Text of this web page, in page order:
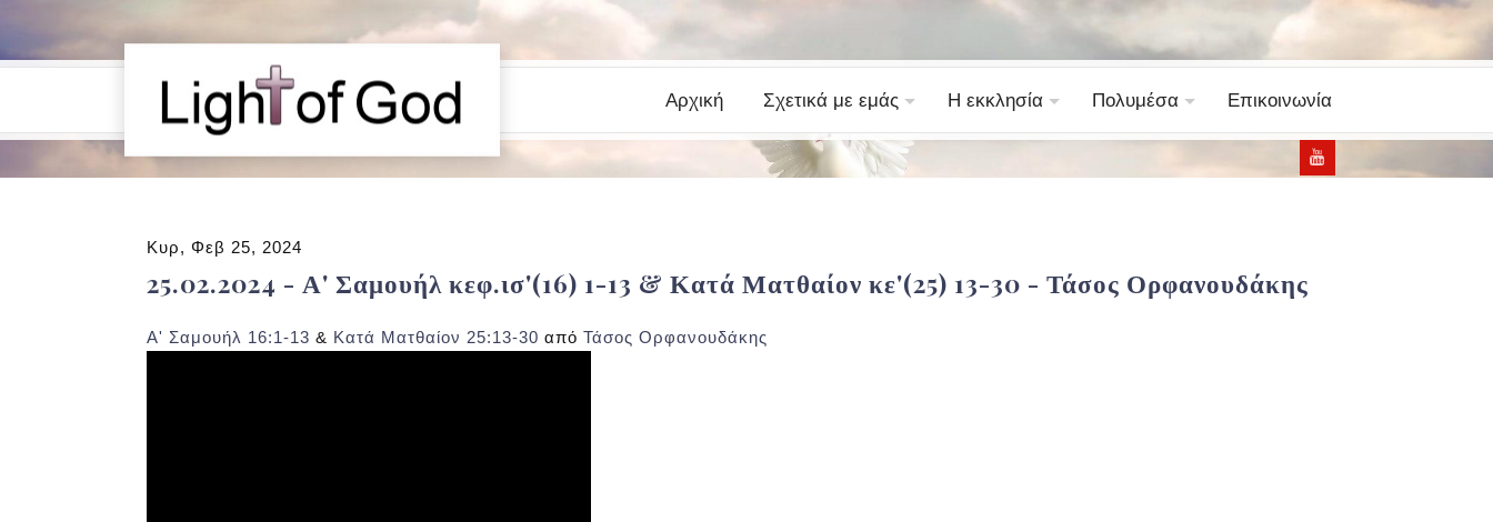
Αρχική Σχετικά με εμάς Η εκκλησία Πολυμέσα Επικοινωνία
Κυρ, Φεβ 25, 2024
25.02.2024 - Α' Σαμουήλ κεφ.ισ'(16) 1-13 & Κατά Ματθαίον κε'(25) 13-30 - Τάσος Ορφανουδάκης
Α' Σαμουήλ 16:1-13 & Κατά Ματθαίον 25:13-30 από Τάσος Ορφανουδάκης